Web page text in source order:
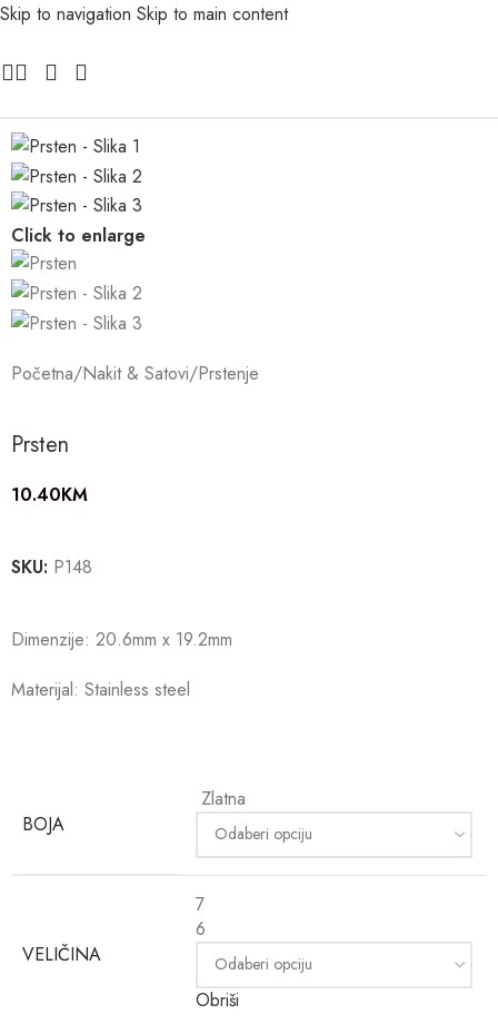
Skip to navigation Skip to main content
Click to enlarge
Početna/Nakit & Satovi/Prstenje
Prsten
10.40KM
SKU: P148
Dimenzije: 20.6mm x 19.2mm
Materijal: Stainless steel
BOJA
Zlatna
VELIČINA
7
6
Obriši